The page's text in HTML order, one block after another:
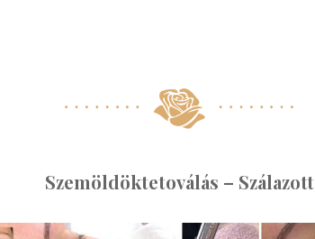
Szemöldöktetoválás – Szálazott